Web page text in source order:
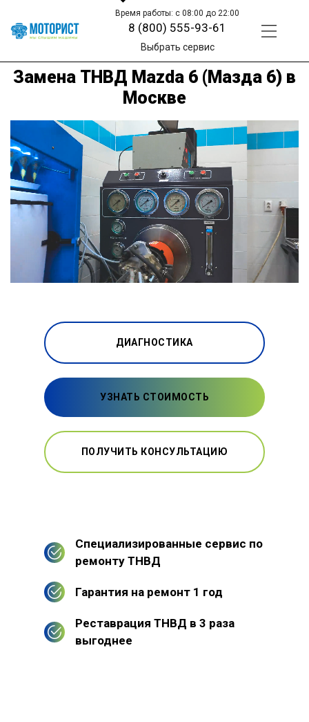
Время работы: с 08:00 до 22:00
8 (800) 555-93-61
Выбрать сервис
Замена ТНВД Mazda 6 (Мазда 6) в
Москве
ДИАГНОСТИКА
УЗНАТЬ СТОИМОСТЬ
ПОЛУЧИТЬ КОНСУЛЬТАЦИЮ
Специализированные сервис по
ремонту ТНВД
Гарантия на ремонт 1 год
Реставрация ТНВД в 3 раза
выгоднее